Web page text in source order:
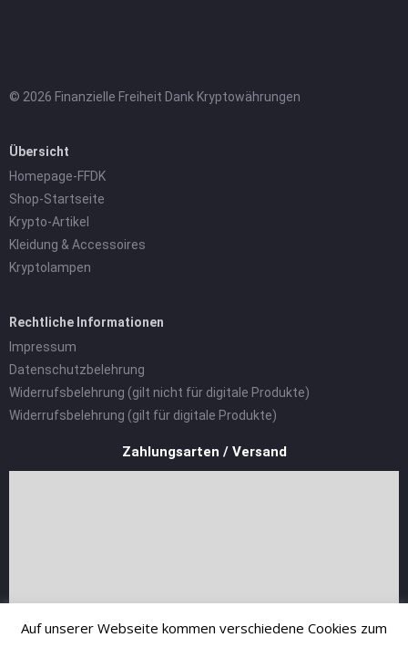
© 2026 Finanzielle Freiheit Dank Kryptowährungen
Übersicht
Homepage-FFDK
Shop-Startseite
Krypto-Artikel
Kleidung & Accessoires
Kryptolampen
Rechtliche Informationen
Impressum
Datenschutzbelehrung
Widerrufsbelehrung (gilt nicht für digitale Produkte)
Widerrufsbelehrung (gilt für digitale Produkte)
Zahlungsarten / Versand
Auf unserer Webseite kommen verschiedene Cookies zum